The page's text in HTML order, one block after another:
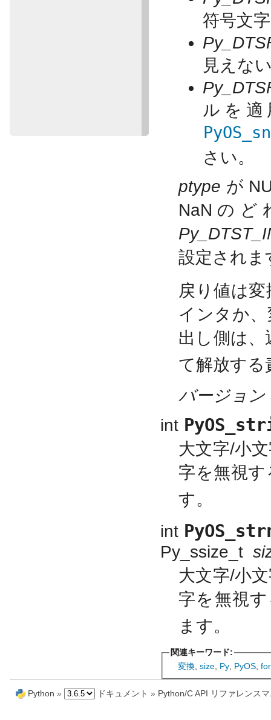
符号文
見えな
ルを
さい。
ptype が
NaNの
設定されま
戻り値は
インタか
出し側は
て解放する
バージョン
int
大文字/小
字を無視
す。
int
Py_ssize_t
大文字/小
字を無視
ます。
関連キーワード:
変換, size, Py, PyOS,
Python » ドキュメント » Python/C API リファレンス